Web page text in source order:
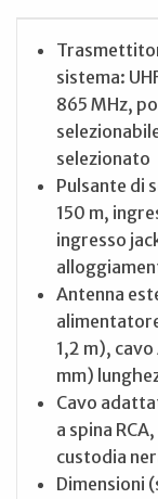
sistema:
865 MHz,
selezionato
Pulsante di
150 m,
ingresso
Antenna
1,2 m),
mm)
Cavo
a spina
custodia
Dimensioni